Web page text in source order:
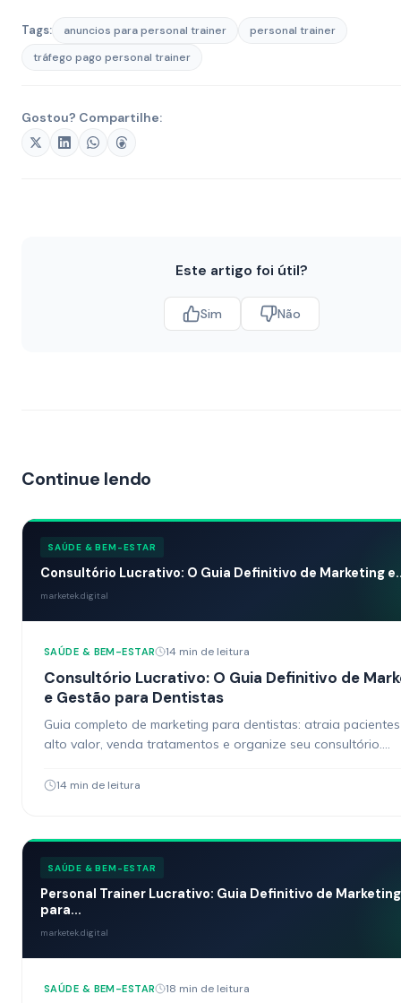
Tags: anuncios para personal trainer
personal trainer
tráfego pago personal trainer
Gostou? Compartilhe:
Este artigo foi útil?
Sim Não
Continue lendo
SAÚDE & BEM-ESTAR
Consultório Lucrativo: O Guia Definitivo de Marketing
marketek.digital
SAÚDE & BEM-ESTAR 14 min de leitura
Consultório Lucrativo: O Guia Definitivo de
e Gestão para Dentistas
Guia completo de marketing para dentistas: atraia
alto valor, venda tratamentos e organize seu consultório.
14 min de leitura
SAÚDE & BEM-ESTAR
Personal Trainer Lucrativo: Guia Definitivo de Marketing
para...
marketek.digital
SAÚDE & BEM-ESTAR 18 min de leitura